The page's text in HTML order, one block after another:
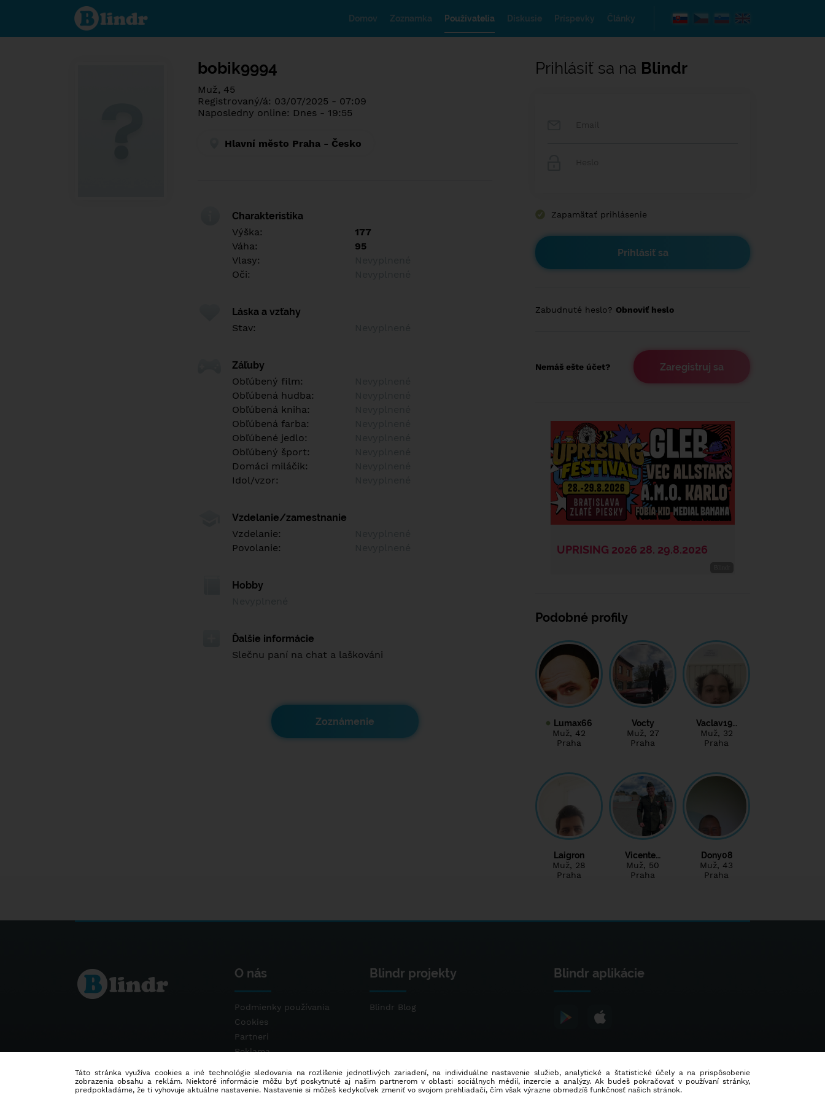
Spoznaj čo je
pod maskou.
Zoznamovacia
Domov Zoznamka Používatelia Diskusie Príspevky Články
bobik9994
Muž, 45
Registrovaný/á: 03/07/2025 - 07:09
Naposledny online: Dnes - 19:55
Hlavní město Praha - Česko
Charakteristika
Výška:
177
Váha:
95
Vlasy:
Oči:
Láska a vzťahy
Stav:
Záľuby
Obľúbený film:
Obľúbená hudba:
Obľúbená kniha:
Obľúbená farba:
Obľúbené jedlo:
Obľúbený šport:
Domáci miláčik:
Idol/vzor:
Vzdelanie/zamestnanie
Vzdelanie:
Povolanie:
Hobby
Ďalšie informácie
Slečnu paní na chat a laškováni
Zoznámenie
Prihlásiť sa na Blindr
Zapamätať prihlásenie
Zabudnuté heslo? Obnoviť heslo
Nemáš ešte účet? Zaregistruj sa
Podobné profily
Lumax66
Muž, 42
Praha
Vocty
Muž, 27
Praha
Vaclav19…
Muž, 32
Praha
Laigron
Muž, 28
Praha
Vicente…
Muž, 50
Praha
Dony08
Muž, 43
Praha
O nás
Podmienky používania
Cookies
Partneri
Reklama
Blindr projekty
Blindr Blog
Blindr aplikácie
Táto stránka využíva cookies a iné technológie sledovania na rozlíšenie jednotlivých zariadení, na individuálne nastavenie služieb, analytické a štatistické účely a na prispôsobenie
zobrazenia obsahu a reklám. Niektoré informácie môžu byť poskytnuté aj našim partnerom v oblasti sociálnych médií, inzercie a analýzy. Ak budeš pokračovať v používaní stránky,
predpokladáme, že ti vyhovuje aktuálne nastavenie. Nastavenie si môžeš kedykoľvek zmeniť vo svojom prehliadači, čím však výrazne obmedzíš funkčnosť našich stránok.